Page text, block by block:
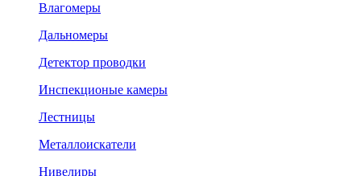
Влагомеры
Дальномеры
Детектор проводки
Инспекционые камеры
Лестницы
Металлоискатели
Нивелиры